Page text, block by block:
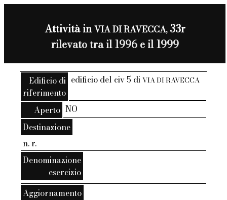
Attività inVIA DI RAVECCA,33r
rilevato tra il 1996 e il 1999
Edificio di
riferimento
edificio del civ 5 diVIA DI RAVECCA
Aperto NO
Destinazione
n. r.
Denominazione
esercizio
Aggiornamento